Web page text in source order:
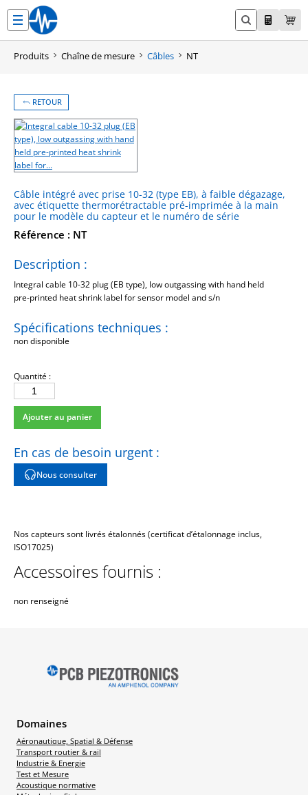
contenu
Produits Chaîne de mesure Câbles NT
RETOUR
Câble intégré avec prise 10-32 (type EB), à faible dégazage,
avec étiquette thermorétractable pré-imprimée à la main
pour le modèle du capteur et le numéro de série
Référence : NT
Spécifications techniques :
non disponible
Description :
Integral cable 10-32 plug (EB type), low outgassing with hand held
pre-printed heat shrink label for sensor model and s/n
Quantité :
quantité
de
NTAjouter au panier
En cas de besoin urgent :
Nous consulter
Nos capteurs sont livrés étalonnés (certificat d’étalonnage inclus,
ISO17025)
Accessoires fournis :
non renseigné
Domaines
Aéronautique, Spatial & Défense
Transport routier & rail
Industrie & Energie
Test et Mesure
Acoustique normative